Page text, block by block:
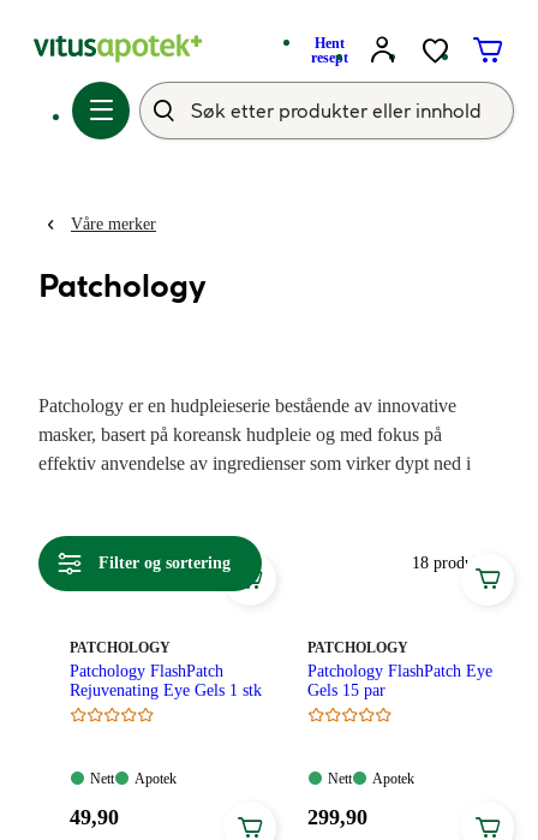
Hent
resept
Våre merker
Patchology
Patchology er en hudpleieserie bestående av innovative
masker, basert på koreansk hudpleie og med fokus på
effektiv anvendelse av ingredienser som virker dypt ned i
øyne, lepper og føtter.
Filter og sortering 18 produkter
MERKE:
PATCHOLOGY
Patchology FlashPatch
Rejuvenating Eye Gels 1 stk
Nett:
Nett
Apotek:
Apotek
Pris:
49,90
MERKE:
PATCHOLOGY
Patchology FlashPatch Eye
Gels 15 par
Nett:
Nett
Apotek:
Apotek
Pris:
299,90